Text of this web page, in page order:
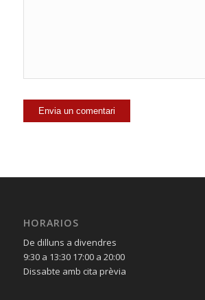
HORARIOS
De dilluns a divendres
9:30 a 13:30 17:00 a 20:00
Dissabte amb cita prèvia